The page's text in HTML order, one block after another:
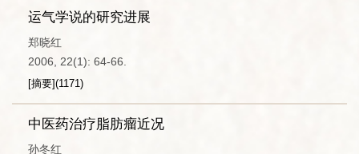
运气学说的研究进展
郑晓红
2006, 22(1): 64-66.
[摘要](1171)
中医药治疗脂肪瘤近况
孙冬红